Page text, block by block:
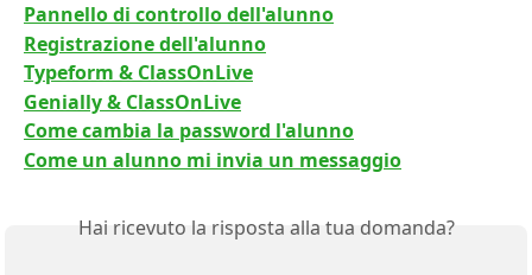
Pannello di controllo dell'alunno
Registrazione dell'alunno
Typeform & ClassOnLive
Genially & ClassOnLive
Come cambia la password l'alunno
Come un alunno mi invia un messaggio
Hai ricevuto la risposta alla tua domanda?